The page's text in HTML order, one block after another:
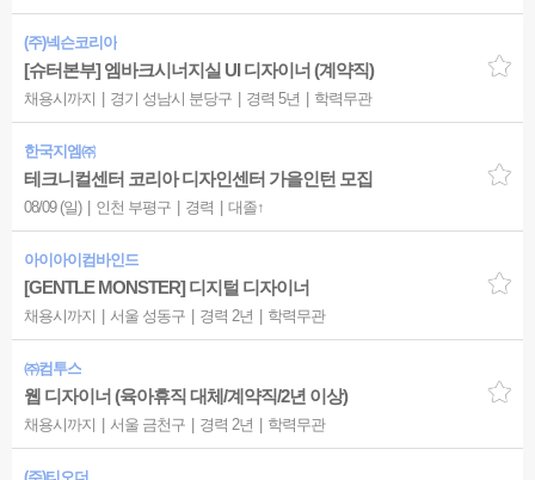
(주)넥슨코리아
[슈터본부] 엠바크시너지실 UI 디자이너 (계약직)
채용시까지 경기 성남시 분당구 경력 5년 학력무관
한국지엠㈜
테크니컬센터 코리아 디자인센터 가을인턴 모집
08/09 (일) 인천 부평구 경력 대졸↑
아이아이컴바인드
[GENTLE MONSTER] 디지털 디자이너
채용시까지 서울 성동구 경력 2년 학력무관
㈜컴투스
웹 디자이너 (육아휴직 대체/계약직/2년 이상)
채용시까지 서울 금천구 경력 2년 학력무관